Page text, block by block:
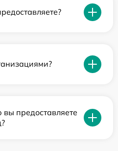
предоставляете